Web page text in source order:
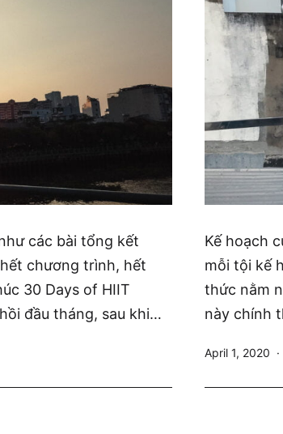
các bài tổng kết
chương trình, hết
30 Days of HIIT
đầu tháng, sau khi…
Kế hoạch
mỗi tội kế
thức nằm
này chính
Published
April 1, 2020